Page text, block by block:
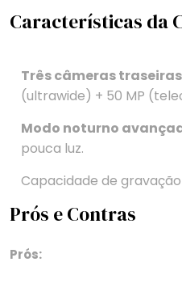
Características da
Três câmeras traseiras
(ultrawide) + 50 MP
Modo noturno
pouca luz.
Capacidade de
Prós e Contras
Prós: